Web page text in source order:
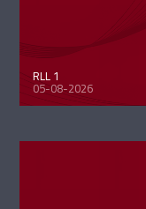
RLL 1
05-08-2026